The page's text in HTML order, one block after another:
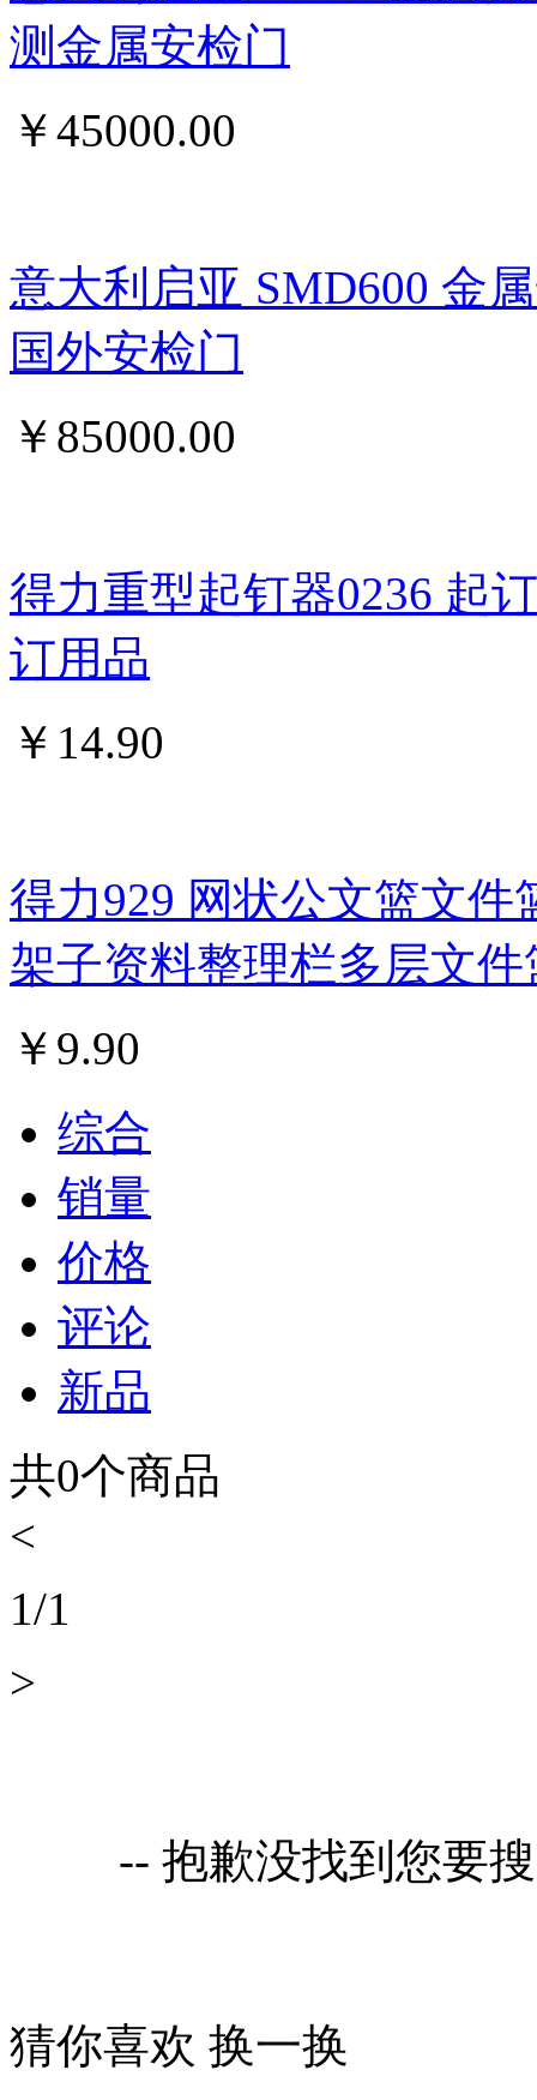
测金属安检门
￥45000.00
意大利启亚 SMD600 金
国外安检门
￥ 85000.00
得力重型起钉器0236 起
订用品
￥ 14.90
得力929 网状公文篮文
架子资料整理栏多层文件
￥ 9.90
综合
销量
价格
评论
新品
共0个商品
<
1/1
>
-- 抱歉没找到您要
猜你喜欢 换一换